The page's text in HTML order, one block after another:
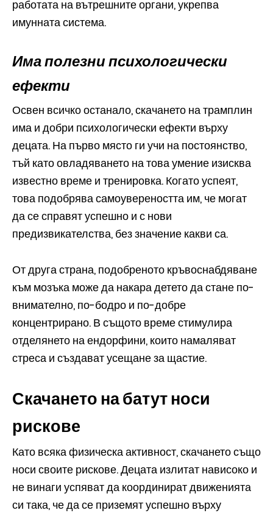
работата на вътрешните органи, укрепва
имунната система.
Има полезни психологически
ефекти
Освен всичко останало, скачането на трамплин
има и добри психологически ефекти върху
децата. На първо място ги учи на постоянство,
тъй като овладяването на това умение изисква
известно време и тренировка. Когато успеят,
това подобрява самоувереността им, че могат
да се справят успешно и с нови
предизвикателства, без значение какви са.
От друга страна, подобреното кръвоснабдяване
към мозъка може да накара детето да стане по-
внимателно, по-бодро и по-добре
концентрирано. В същото време стимулира
отделянето на ендорфини, които намаляват
стреса и създават усещане за щастие.
Скачането на батут носи
рискове
Като всяка физическа активност, скачането също
носи своите рискове. Децата излитат нависоко и
не винаги успяват да координират движенията
си така, че да се приземят успешно върху